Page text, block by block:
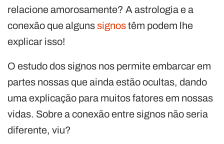
relacione amorosamente? A astrologia e a
conexão que algunssignostêm podem lhe
explicar isso!
O estudo dos signos nos permite embarcar em
partes nossas que ainda estão ocultas, dando
uma explicação para muitos fatores em nossas
vidas. Sobre a conexão entre signos não seria
diferente, viu?